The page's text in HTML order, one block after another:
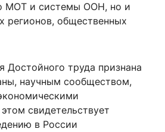
МОТ и системы ООН, но и
регионов, общественных
Достойного труда признана
научным сообществом,
свидетельствует
в России